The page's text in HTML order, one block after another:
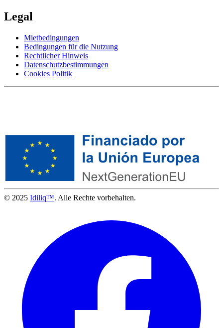
Legal
Mietbedingungen
Bedingungen für die Nutzung
Rechtlicher Hinweis
Datenschutzbestimmungen
Cookies Politik
© 2025 Idiliq™. Alle Rechte vorbehalten.